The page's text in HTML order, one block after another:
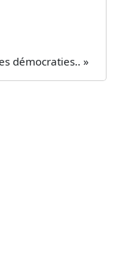
démocraties.. »